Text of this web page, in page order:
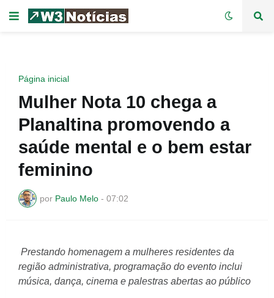
Página inicial
Mulher Nota 10 chega a
Planaltina promovendo a
saúde mental e o bem estar
feminino
por Paulo Melo - 07:02
Prestando homenagem a mulheres residentes da
região administrativa, programação do evento inclui
música, dança, cinema e palestras abertas ao público